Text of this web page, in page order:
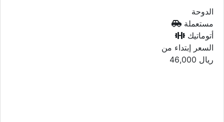
2022
الدوحة
مستعملة
أتوماتيك
السعر إبتداء من
46,000 ريال